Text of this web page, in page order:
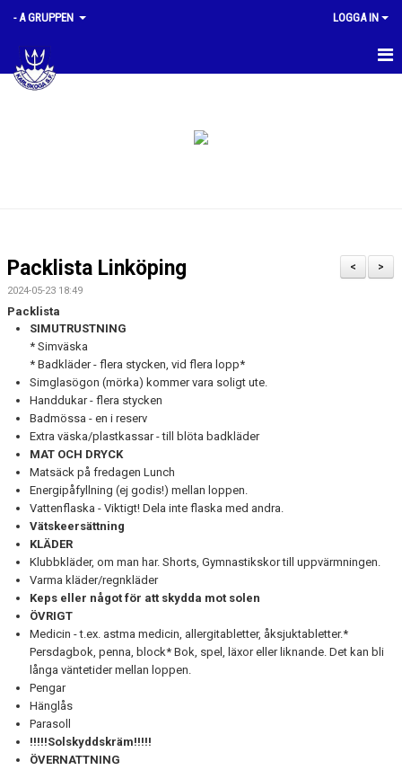
- A GRUPPEN LOGGA IN
HEM
DOKUMENT
>
<
Packlista Linköping
2024-05-23 18:49
Packlista
SIMUTRUSTNING
* Simväska
* Badkläder - flera stycken, vid flera lopp*
Simglasögon (mörka) kommer vara soligt ute.
Handdukar - flera stycken
Badmössa - en i reserv
Extra väska/plastkassar - till blöta badkläder
MAT OCH DRYCK
Matsäck på fredagen Lunch
Energipåfyllning (ej godis!) mellan loppen.
Vattenflaska - Viktigt! Dela inte flaska med andra.
Vätskeersättning
KLÄDER
Klubbkläder, om man har. Shorts, Gymnastikskor till uppvärmningen.
Varma kläder/regnkläder
Keps eller något för att skydda mot solen
ÖVRIGT
Medicin - t.ex. astma medicin, allergitabletter, åksjuktabletter.*
Persdagbok, penna, block* Bok, spel, läxor eller liknande. Det kan bli
långa väntetider mellan loppen.
Pengar
Hänglås
Parasoll
!!!!!Solskyddskräm!!!!!
ÖVERNATTNING